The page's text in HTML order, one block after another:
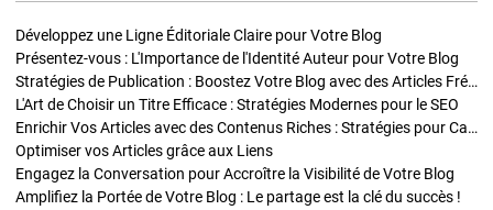
Développez une Ligne Éditoriale Claire pour Votre Blog
Présentez-vous : L'Importance de l'Identité Auteur pour Votre Blog
Stratégies de Publication : Boostez Votre Blog avec des Articles Fréquents et Exclusifs
L'Art de Choisir un Titre Efficace : Stratégies Modernes pour le SEO
Enrichir Vos Articles avec des Contenus Riches : Stratégies pour Captiver et Optimiser
Optimiser vos Articles grâce aux Liens
Engagez la Conversation pour Accroître la Visibilité de Votre Blog
Amplifiez la Portée de Votre Blog : Le partage est la clé du succès !